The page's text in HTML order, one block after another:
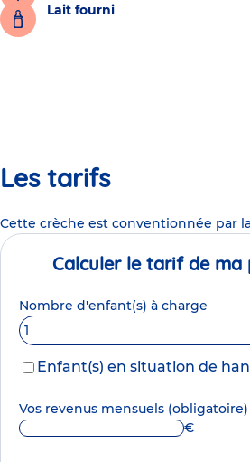
Lait fourni
Les tarifs
Cette crèche est conventionnée par
Calculer le tarif de ma
Nombre d'enfant(s) à charge
1
Enfant(s) en situation de
Vos revenus mensuels (obligatoire)
€